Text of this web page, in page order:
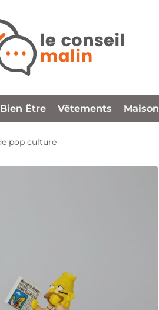
Être Vêtements Maison
pop culture